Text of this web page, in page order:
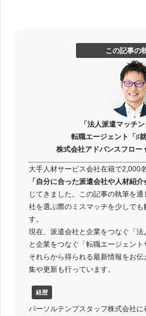
この記事の
「法人派遣マッチ
転職エージェント「♯
株式会社アドバンスフロー
大手人材サービス会社在籍で2,000
「自分に合った派遣会社や人材紹介
じてきました。この記事の執筆を
社を選ぶ際のミスマッチを少しでも
す。
現在、派遣会社と企業をつなぐ「
と企業をつなぐ「転職エージェント
それらから得られる最新情報をお
集や更新も行っています。
経歴
パーソルテンプスタッフ株式会社